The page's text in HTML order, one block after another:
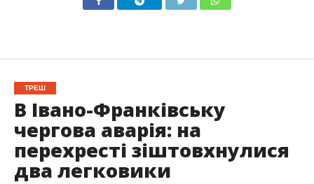
ТРЕШ
В Івано-Франківську
чергова аварія: на
перехресті зіштовхнулися
два легковики